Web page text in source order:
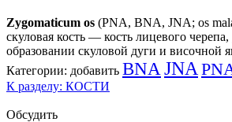
Zygomaticum os (PNA, BNA, JNA; os
скуловая кость — кость лицевого
образовании скуловой дуги и височной
Категории: добавить BNA JNA
К разделу: КОСТИ
Обсудить